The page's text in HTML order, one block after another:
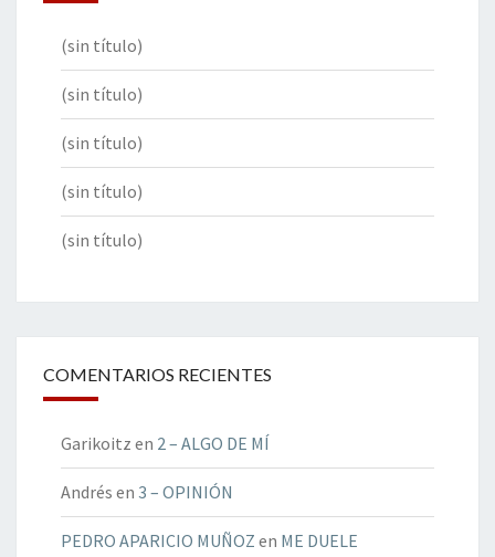
(sin título)
(sin título)
(sin título)
(sin título)
(sin título)
COMENTARIOS RECIENTES
Garikoitz en 2 – ALGO DE MÍ
Andrés en 3 – OPINIÓN
PEDRO APARICIO MUÑOZ en ME DUELE